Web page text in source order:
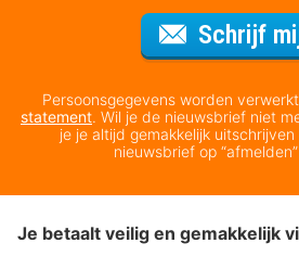
Schrijf
Persoonsgegevens worden
statement. Wil je de nieuwsbrief niet
je je altijd gemakkelijk
nieuwsbrief op
Je betaalt veilig en gemakkelijk